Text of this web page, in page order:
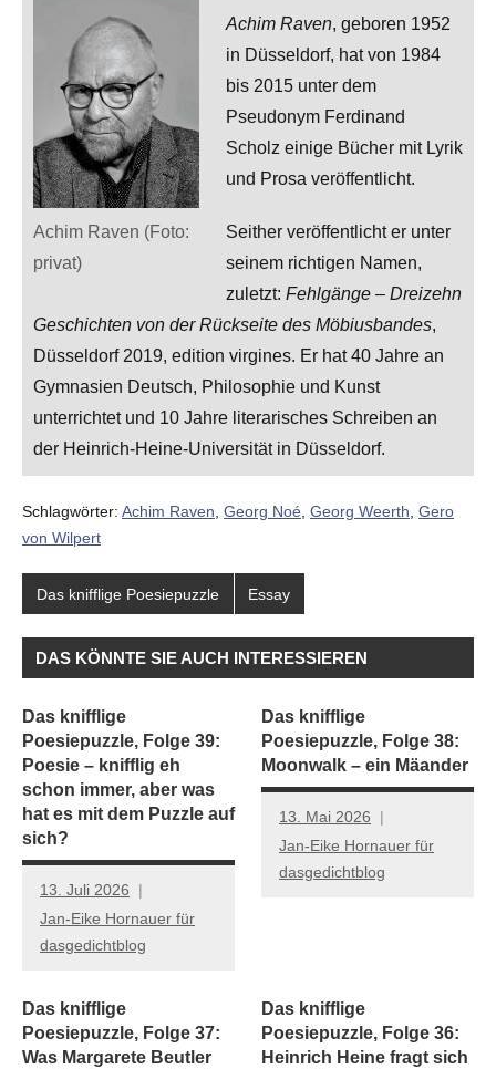
Achim Raven (Foto:
privat)
Achim Raven, geboren 1952
in Düsseldorf, hat von 1984
bis 2015 unter dem
Pseudonym Ferdinand
Scholz einige Bücher mit Lyrik
und Prosa veröffentlicht.
Seither veröffentlicht er unter
seinem richtigen Namen,
zuletzt: Fehlgänge – Dreizehn
Geschichten von der Rückseite des Möbiusbandes,
Düsseldorf 2019, edition virgines. Er hat 40 Jahre an
Gymnasien Deutsch, Philosophie und Kunst
unterrichtet und 10 Jahre literarisches Schreiben an
der Heinrich-Heine-Universität in Düsseldorf.
Schlagwörter: Achim Raven Georg Noé Georg Weerth Gero
von Wilpert
Das knifflige Poesiepuzzle Essay
DAS KÖNNTE SIE AUCH INTERESSIEREN
Das knifflige
Poesiepuzzle, Folge 39:
Poesie – knifflig eh
schon immer, aber was
hat es mit dem Puzzle auf
sich?
13. Juli 2026
Jan-Eike Hornauer für
dasgedichtblog
Das knifflige
Poesiepuzzle, Folge 38:
Moonwalk – ein Mäander
13. Mai 2026
Jan-Eike Hornauer für
dasgedichtblog
Das knifflige
Poesiepuzzle, Folge 37:
Was Margarete Beutler
Das knifflige
Poesiepuzzle, Folge 36:
Heinrich Heine fragt sich